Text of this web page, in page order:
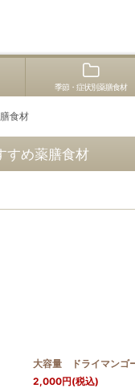
季節・症状別薬膳食材
食材
すめ薬膳食材
大容量 ドライマン
2,000円(税込)